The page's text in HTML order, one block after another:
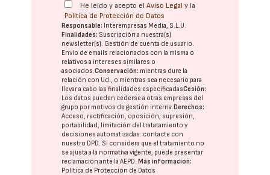
He leído y acepto elAviso Legal y la
Política de Protección de Datos
Responsable: Interempresas Media, S.L.U.
Finalidades: Suscripción a nuestra(s)
newsletter(s). Gestión de cuenta de usuario.
Envío de emails relacionados con la misma o
relativos a intereses similares o
asociados.Conservación: mientras dure la
relación con Ud., o mientras sea necesario para
llevar a cabo las finalidades especificadasCesión:
Los datos pueden cederse a otras empresas del
grupo por motivos de gestión interna.Derechos:
Acceso, rectificación, oposición, supresión,
portabilidad, limitación del tratatamiento y
decisiones automatizadas: contacte con
nuestro DPD. Si considera que el tratamiento no
se ajusta a la normativa vigente, puede presentar
reclamación ante laAEPD.Más información:
Política de Protección de Datos